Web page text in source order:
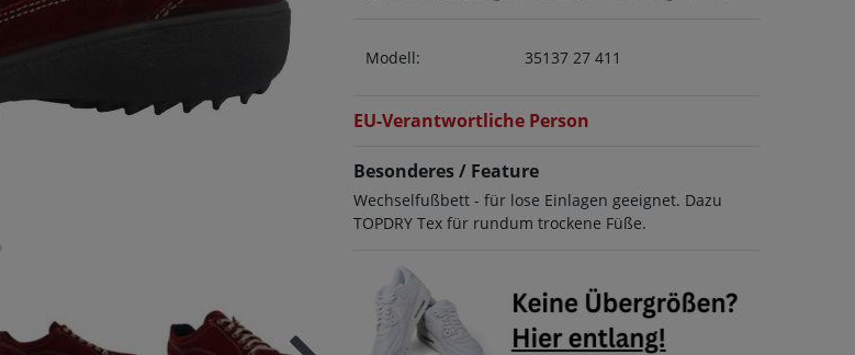
Modell: 35137 27 411
EU-Verantwortliche Person
Besonderes / Feature
Wechselfußbett - für lose Einlagen geeignet. Dazu
TOPDRY Tex für rundum trockene Füße.